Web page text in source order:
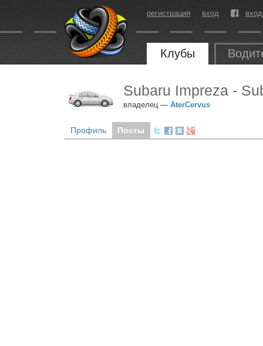
регистрация вход
Клубы
Subaru Impreza -
владелец — AterCervus
Профиль Посты